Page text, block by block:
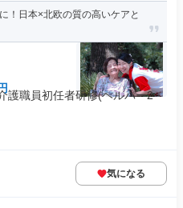
！日本×北欧の質の高いケアと
護職員初任者研修(ヘルパー2
気になる